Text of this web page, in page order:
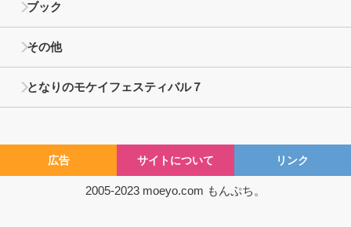
ブック
その他
となりのモケイフェスティバル７
広告 サイトについて リンク
2005-2023 moeyo.com もんぷち。